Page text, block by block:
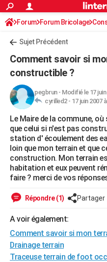
ACTUALITÉS
Politique
Société
Faits Divers
Education
Monde
Villes
+
Programme TV
Streaming
Sorties cinéma
FINANCE
Retraite
Impôts
Epargne
Immobilier
Risques naturels par ville
Banque
Assurance
Crédit
AUTO
Essais
Réserver un essai
Citadines
Berlines
SUV
Forum auto
HIGH-TECH
Mobiles
Meilleur smartphone
Internet
Ordinateurs
Jeux vidéo
Guide high-tech
+BRICOLAGE
Forum
Aménagement intérieur
Extérieur
Cuisine
Salle de bains
Jardinage
Rangement
WEEK-END
Guides de France
Escapades
Patrimoine
Expositions
Musées
Week-end nature
+LIFESTYLE
SANTE
Destinations
City break
Voyage nature
Voyage de noces
Forum
Climat
+PHOTO
GUIDES D'ACHAT
Forum Forum Bricolage
Sujet Précédent
Comment savoir si
constructible ?
pegbrun- Modifié le 17 juin
cyrilled2 - 17 juin 2007
Le Maire de la commune,
que celui si n'est pas
station d' écoulement des
loin que mon terrain et que
construction. Mon terrain
habitation et eux peuvent
faire ? merci de vos
Répondre (1) Partager
A voir également:
Comment savoir si mon
Drainage terrain
Traceuse terrain de foot